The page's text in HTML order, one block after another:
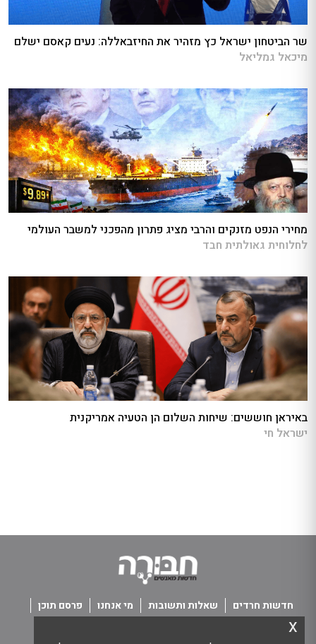
x
שר הביטחון ישראל כץ מזהיר את החיזבאללה: נעים קאסם ישלם
מיכאל גמליאל
מחירי הנפט מזנקים והרבי מציג פתרון מהפכני למשבר העולמי
לחלוחית גאולתית חבד
באיראן חוששים: שיחות השלום הן הטעיה אמריקנית
ישראל חי
חדשות חרדים שאלות ותשובות מי אנחנו
פרסם תוכן